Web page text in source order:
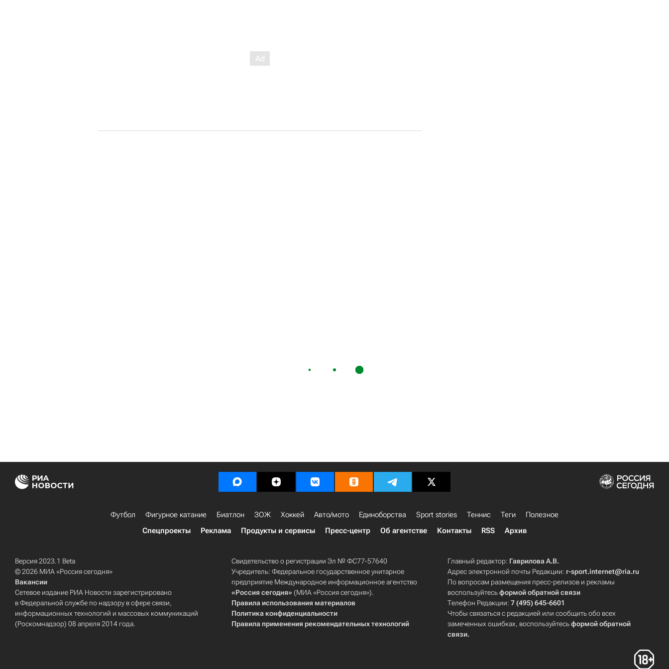
Футбол Фигурное катание Биатлон ЗОЖ Хоккей Авто/мото Единоборства Sport stories Теннис Теги
Полезное
Спецпроекты
Реклама Продукты и сервисы Пресс-центр Об агентстве Контакты RSS Архив
Версия 2023.1 Beta
© 2026 МИА «Россия сегодня»
Вакансии
Сетевое издание РИА Новости зарегистрировано
в Федеральной службе по надзору в сфере связи,
информационных технологий и массовых коммуникаций
(Роскомнадзор) 08 апреля 2014 года.
Свидетельство о регистрации Эл № ФС77-57640
Учредитель: Федеральное государственное унитарное
предприятие Международное информационное агентство
«Россия сегодня» (МИА «Россия сегодня»).
Правила использования материалов
Политика конфиденциальности
Правила применения рекомендательных технологий
Главный редактор: Гаврилова А.В.
Адрес электронной почты Редакции: r-sport.internet@ria.ru
По вопросам размещения пресс-релизов и рекламы
воспользуйтесьформой обратной связи
Телефон Редакции:7 (495) 645-6601
Чтобы связаться с редакцией или сообщить обо всех
замеченных ошибках, воспользуйтесьформой обратной
связи.